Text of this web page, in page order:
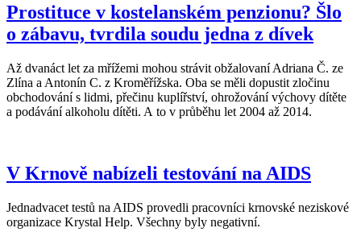
Prostituce v kostelanském penzionu? Šlo
o zábavu, tvrdila soudu jedna z dívek
Až dvanáct let za mřížemi mohou strávit obžalovaní Adriana Č. ze
Zlína a Antonín C. z Kroměřížska. Oba se měli dopustit zločinu
obchodování s lidmi, přečinu kuplířství, ohrožování výchovy dítěte
a podávání alkoholu dítěti. A to v průběhu let 2004 až 2014.
V Krnově nabízeli testování na AIDS
Jednadvacet testů na AIDS provedli pracovníci krnovské neziskové
organizace Krystal Help. Všechny byly negativní.